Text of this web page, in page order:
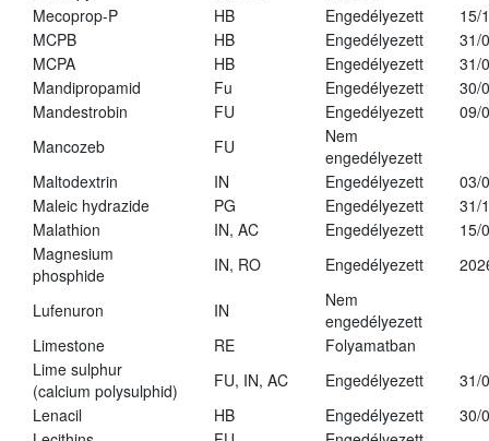
Mecoprop-P
HB Engedélyezett
15/
MCPB
HB Engedélyezett
31/
MCPA
HB Engedélyezett
31/
Mandipropamid
Fu Engedélyezett
30/
Mandestrobin
FU Engedélyezett
09/
Mancozeb
FU
Nem
engedélyezett
Maltodextrin
IN Engedélyezett
03/
Maleic hydrazide
PG Engedélyezett
31/
Malathion
IN, AC Engedélyezett
15/
Magnesium
phosphide
IN, RO Engedélyezett
Lufenuron IN
Nem
engedélyezett
Limestone
RE
Folyamatban
Lime sulphur
(calcium polysulphid)
FU, IN, AC Engedélyezett
31/
Lenacil
HB Engedélyezett
30/